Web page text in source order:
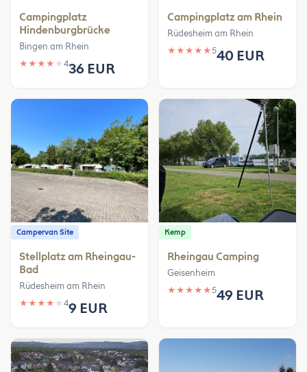
Campingplatz
Hindenburgbrücke
Bingen am Rhein
★ ★ ★ ★ ★ 436 EUR
Campingplatz am Rhein
Rüdesheim am Rhein
★ ★ ★ ★ ★540 EUR
Campervan Site
Stellplatz am Rheingau-
Bad
Rüdesheim am Rhein
★ ★ ★ ★ ★ 49 EUR
Kemp
Rheingau Camping
Geisenheim
★ ★ ★ ★ ★549 EUR